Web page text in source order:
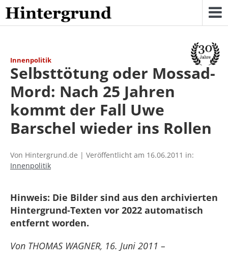
Skip
to
content
Innenpolitik
Selbsttötung oder Mossad-
Mord: Nach 25 Jahren
kommt der Fall Uwe
Barschel wieder ins Rollen
Von Hintergrund.de | Veröffentlicht am 16.06.2011 in:
Innenpolitik
Hinweis: Die Bilder sind aus den archivierten
Hintergrund-Texten vor 2022 automatisch
entfernt worden.
Von THOMAS WAGNER, 16. Juni 2011 –